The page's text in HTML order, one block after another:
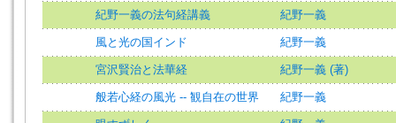
紀野一義の法句経講義 紀野一義
風と光の国インド 紀野一義
宮沢賢治と法華経 紀野一義 (著)
般若心経の風光 -- 観自在の世界 紀野一義